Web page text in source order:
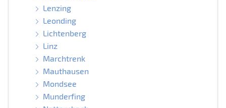
Lenzing
Leonding
Lichtenberg
Linz
Marchtrenk
Mauthausen
Mondsee
Munderfing